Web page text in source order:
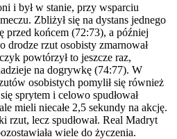
i był w stanie, przy wsparciu
Zbliżył się na dystans jednego
przed końcem (72:73), a później
drodze rzut osobisty zmarnował
powtórzył to jeszcze raz,
na dogrywkę (74:77). W
osobistych pomylił się również
sprytem i celowo spudłował
mieli niecałe 2,5 sekundy na akcję.
rzut, lecz spudłował. Real Madryt
wiele do życzenia.